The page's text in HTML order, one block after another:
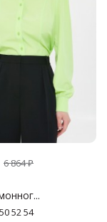
6 864₽
52 54